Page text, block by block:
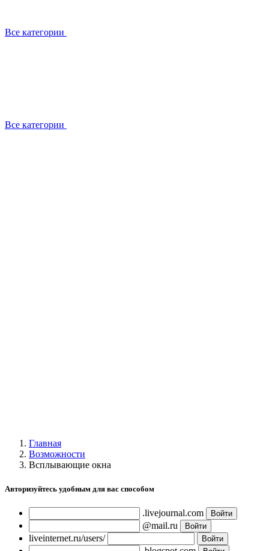
Все категории
Все категории
Главная
Возможности
Всплывающие окна
Авторизуйтесь удобным для вас способом
.livejournal.com
@mail.ru
liveinternet.ru/users/